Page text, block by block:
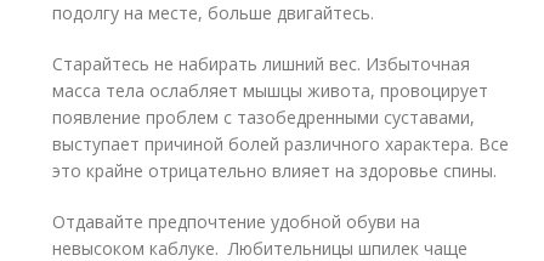
подолгу на месте, больше двигайтесь.
Старайтесь не набирать лишний вес. Избыточная
масса тела ослабляет мышцы живота, провоцирует
появление проблем с тазобедренными суставами,
выступает причиной болей различного характера. Все
это крайне отрицательно влияет на здоровье спины.
Отдавайте предпочтение удобной обуви на
невысоком каблуке. Любительницы шпилек чаще